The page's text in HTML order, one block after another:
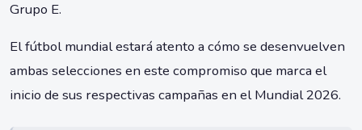
Grupo E.
El fútbol mundial estará atento a cómo se desenvuelven
ambas selecciones en este compromiso que marca el
inicio de sus respectivas campañas en el Mundial 2026.